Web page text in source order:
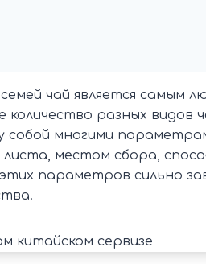
чай является самым
количество разных видов
собой многими
листа, местом сбора,
параметров сильно